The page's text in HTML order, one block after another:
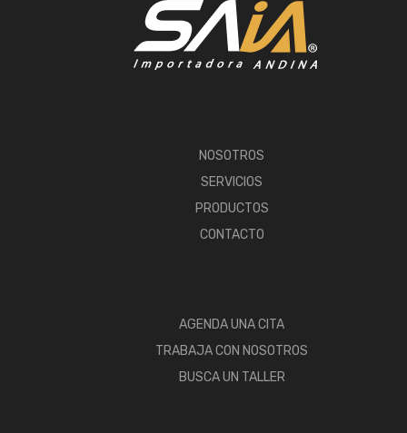
NOSOTROS
SERVICIOS
PRODUCTOS
CONTACTO
AGENDA UNA CITA
TRABAJA CON NOSOTROS
BUSCA UN TALLER